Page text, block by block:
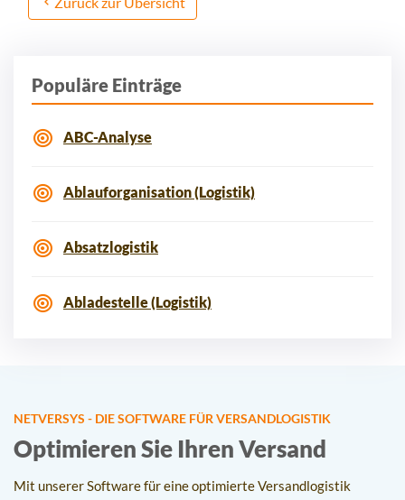
Populäre Einträge
ABC-Analyse
Ablauforganisation (Logistik)
Absatzlogistik
Abladestelle (Logistik)
NETVERSYS - DIE SOFTWARE FÜR VERSANDLOGISTIK
Optimieren Sie Ihren Versand
Mit unserer Software für eine optimierte Versandlogistik